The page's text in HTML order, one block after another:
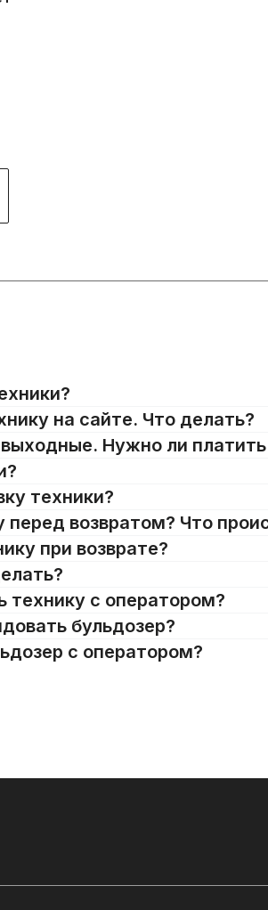
на сайте. Что делать?
Нужно ли платить
техники?
перед возвратом? Что
при возврате?
с оператором?
бульдозер?
с оператором?